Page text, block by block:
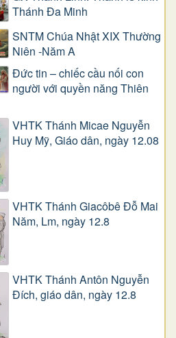
Thánh Đa Minh
SNTM Chúa Nhật XIX Thường
Niên -Năm A
Đức tin – chiếc cầu nối con
người với quyền năng Thiên
VHTK Thánh Micae Nguyễn
Huy Mỹ, Giáo dân, ngày 12.08
VHTK Thánh Giacôbê Ðỗ Mai
Năm, Lm, ngày 12.8
VHTK Thánh Antôn Nguyễn
Ðích, giáo dân, ngày 12.8